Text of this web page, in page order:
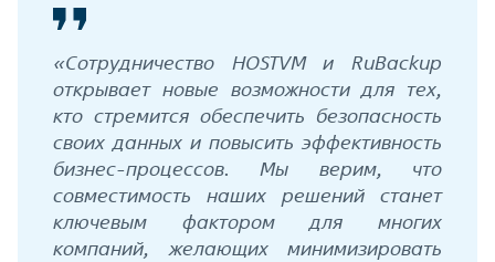
«Сотрудничество HOSTVM и RuBackup
открывает новые возможности для тех,
кто стремится обеспечить безопасность
своих данных и повысить эффективность
бизнес-процессов. Мы верим, что
совместимость наших решений станет
ключевым фактором для многих
компаний, желающих минимизировать